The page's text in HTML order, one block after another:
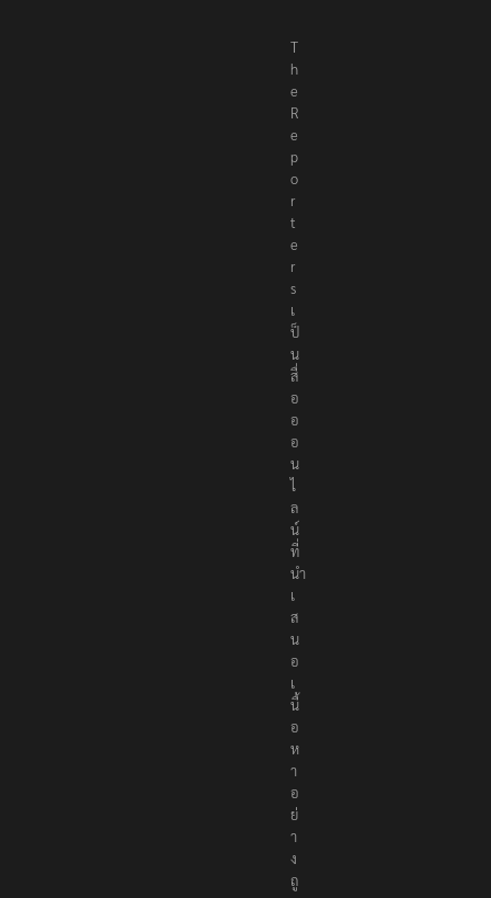
T
h
e
R
e
p
o
r
t
e
r
s
เ
ป็
น
สื่
อ
อ
อ
น
ไ
ล
น์
ที่
นำ
เ
ส
น
อ
เ
นื้
อ
ห
า
อ
ย่
า
ง
ถู